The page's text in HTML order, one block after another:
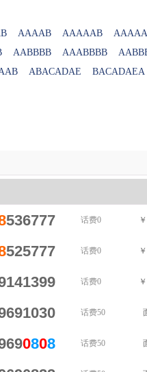
AAAAB AAAAAB
AABBBB AAABBBB
ABACADAE BACADAEA
536777 话费0
525777 话费0
话费0
话费50
0808 话费50